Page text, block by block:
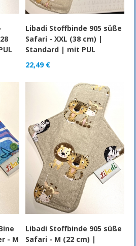
Libadi Stoffbinde 905 süße
Safari - XXL (38 cm) |
Standard | mit PUL
22,49 €
- M
Libadi Stoffbinde 905 süße
Safari - M (22 cm) |